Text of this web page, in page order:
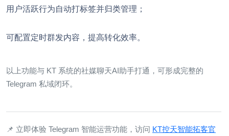
用户活跃行为自动打标签并归类管理；
可配置定时群发内容，提高转化效率。
以上功能与 KT 系统的社媒聊天AI助手打通，可形成完整的
Telegram 私域闭环。
📌 立即体验 Telegram 智能运营功能，访问 KT控天智能拓客官